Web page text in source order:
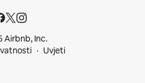
Airbnb, Inc.
Uvjeti